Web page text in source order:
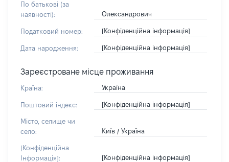
По батькові (за
наявності):
Олександрович
Податковий номер: [Конфіденційна інформація]
Дата народження: [Конфіденційна інформація]
Зареєстроване місце проживання
Країна: Україна
Поштовий індекс: [Конфіденційна інформація]
Місто, селище чи
село:
Київ / Україна
[Конфіденційна
Інформація]:
[Конфіденційна інформація]